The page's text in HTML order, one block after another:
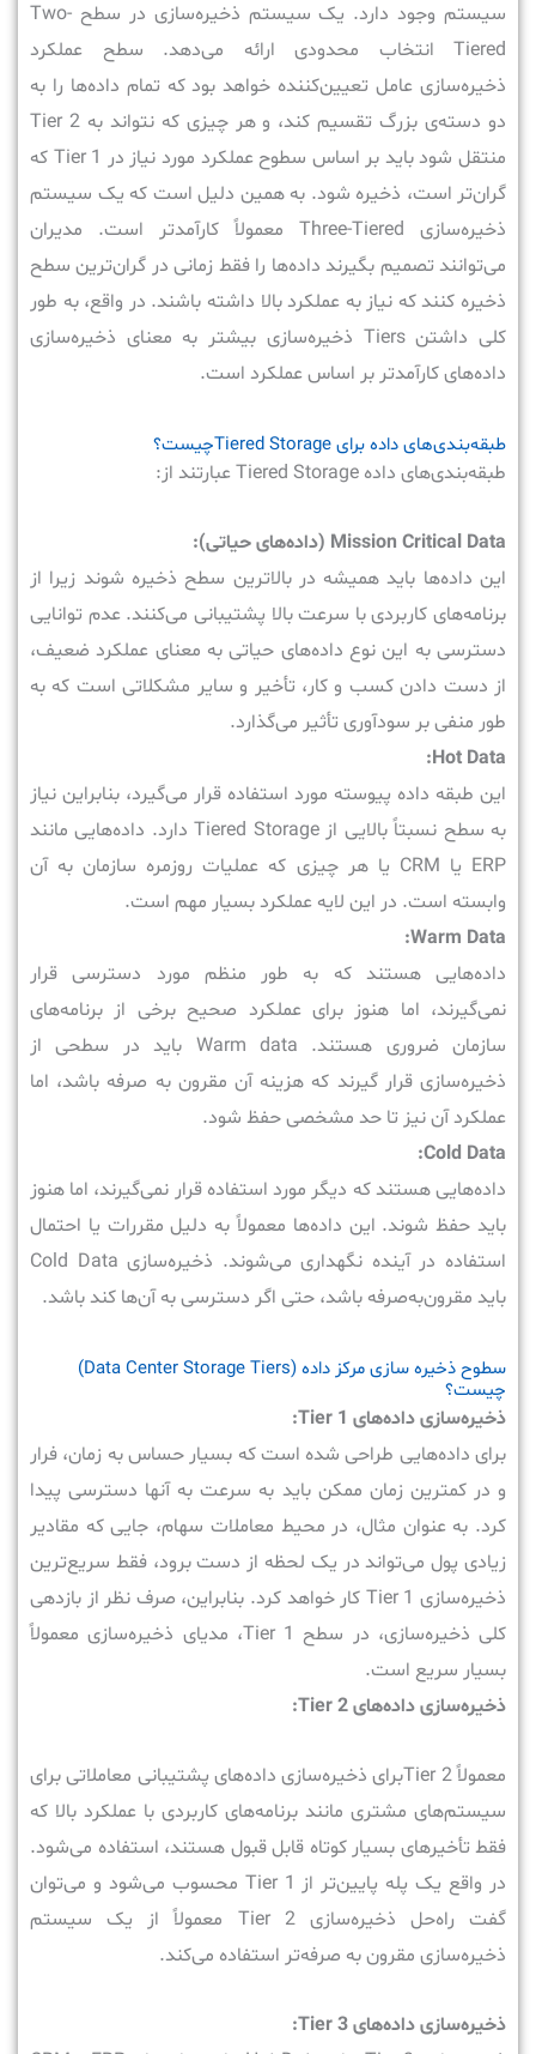
سیستم وجود دارد. یک سیستم ذخیره‌سازی در سطح Two-
Tiered انتخاب محدودی ارائه می‌دهد. سطح عملکرد
ذخیره‌سازی عامل تعیین‌کننده‌ خواهد بود که تمام داده‌ها را به
دو دسته‌ی بزرگ تقسیم کند، و هر چیزی که نتواند به Tier 2
منتقل شود باید بر اساس سطوح عملکرد مورد نیاز در Tier 1 که
گران‌تر است، ذخیره شود. به همین دلیل است که یک سیستم
ذخیره‌سازی Three-Tiered معمولاً کارآمدتر است. مدیران
می‌توانند تصمیم بگیرند داده‌ها را فقط زمانی در گران‌ترین سطح
ذخیره کنند که نیاز به عملکرد بالا داشته باشند. در واقع، به طور
کلی داشتن Tiers ذخیره‌سازی بیشتر به معنای ذخیره‌سازی
داده‌های کارآمدتر بر اساس عملکرد است.
طبقه‌بندی‌های داده برای Tiered Storageچیست؟
طبقه‌بندی‌های داده Tiered Storage عبارتند از:
Mission Critical Data (داده‌های حیاتی):
این داده‌ها باید همیشه در بالاترین سطح ذخیره شوند زیرا از
برنامه‌های کاربردی با سرعت بالا پشتیبانی می‌کنند. عدم توانایی
دسترسی به این نوع داده‌های حیاتی به معنای عملکرد ضعیف،
از دست دادن کسب و کار، تأخیر و سایر مشکلاتی است که به
طور منفی بر سودآوری تأثیر می‌گذارد.
Hot Data:
این طبقه داده پیوسته مورد استفاده قرار می‌گیرد، بنابراین نیاز
به سطح نسبتاً بالایی از Tiered Storage دارد. داده‌هایی مانند
ERP یا CRM یا هر چیزی که عملیات روزمره سازمان به آن
وابسته است. در این لایه عملکرد بسیار مهم است.
Warm Data:
داده‌هایی هستند که به طور منظم مورد دسترسی قرار
نمی‌گیرند، اما هنوز برای عملکرد صحیح برخی از برنامه‌های
سازمان ضروری هستند. Warm data باید در سطحی از
ذخیره‌سازی قرار گیرند که هزینه آن مقرون ‌به‌ صرفه باشد، اما
عملکرد آن نیز تا حد مشخصی حفظ شود.
Cold Data:
داده‌هایی هستند که دیگر مورد استفاده قرار نمی‌گیرند، اما هنوز
باید حفظ شوند. این داده‌ها معمولاً به دلیل مقررات یا احتمال
استفاده در آینده نگهداری می‌شوند. ذخیره‌سازی Cold Data
باید مقرون‌به‌صرفه باشد، حتی اگر دسترسی به آن‌ها کند باشد.
سطوح ذخیره سازی مرکز داده (Data Center Storage Tiers)
چیست؟
ذخیره‌سازی داده‌های Tier 1:
برای داده‌هایی طراحی شده است که بسیار حساس به زمان، فرار
و در کمترین زمان ممکن باید به سرعت به آنها دسترسی پیدا
کرد. به عنوان مثال، در محیط معاملات سهام، جایی که مقادیر
زیادی پول می‌تواند در یک لحظه از دست برود، فقط سریع‌ترین
ذخیره‌سازی Tier 1 کار خواهد کرد. بنابراین، صرف نظر از بازدهی
کلی ذخیره‌سازی، در سطح Tier 1، مدیای ذخیره‌سازی معمولاً
بسیار سریع است.
ذخیره‌سازی داده‌های Tier 2:
معمولاً Tier 2برای ذخیره‌سازی داده‌های پشتیبانی معاملاتی برای
سیستم‌های مشتری مانند برنامه‌های کاربردی با عملکرد بالا که
فقط تأخیرهای بسیار کوتاه قابل قبول هستند، استفاده می‌شود.
در واقع یک پله پایین‌تر از Tier 1 محسوب می‌شود و می‌توان
گفت راه‌حل ذخیره‌سازی Tier 2 معمولاً از یک سیستم
ذخیره‌سازی مقرون ‌به‌ صرفه‌تر استفاده می‌کند.
ذخیره‌سازی داده‌های Tier 3: